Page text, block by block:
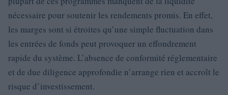
nécessaire pour soutenir les rendements promis. En effet,
les marges sont si étroites qu’une simple fluctuation dans
les entrées de fonds peut provoquer un effondrement
rapide du système. L’absence de conformité réglementaire
et de due diligence approfondie n’arrange rien et accroît le
risque d’investissement.